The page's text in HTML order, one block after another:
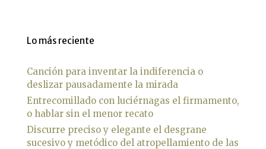
Lo más reciente
Canción para inventar la indiferencia o
deslizar pausadamente la mirada
Entrecomillado con luciérnagas el firmamento,
o hablar sin el menor recato
Discurre preciso y elegante el desgrane
sucesivo y metódico del atropellamiento de las